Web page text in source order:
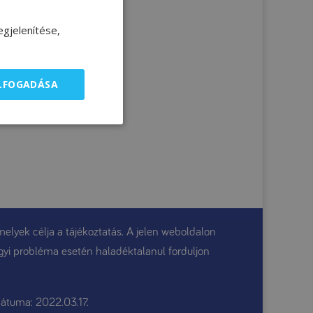
célja a tájékoztatás. A jelen weboldalon
probléma esetén haladéktalanul forduljon
2022.03.17.